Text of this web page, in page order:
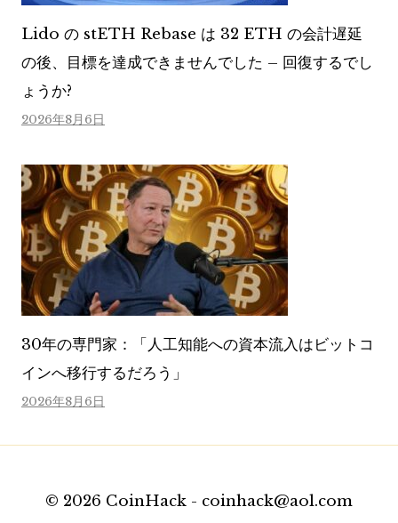
Lido の stETH Rebase は 32 ETH の会計遅延
の後、目標を達成できませんでした – 回復するでし
ょうか?
2026年8月6日
30年の専門家：「人工知能への資本流入はビットコ
インへ移行するだろう」
2026年8月6日
© 2026 CoinHack - coinhack@aol.com